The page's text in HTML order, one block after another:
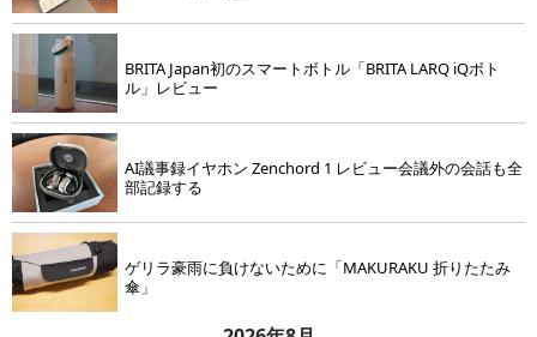
BRITA Japan初のスマートボトル「BRITA LARQ iQボト
ル」レビュー
AI議事録イヤホン Zenchord 1 レビュー会議外の会話も全
部記録する
ゲリラ豪雨に負けないために「MAKURAKU 折りたたみ
傘」